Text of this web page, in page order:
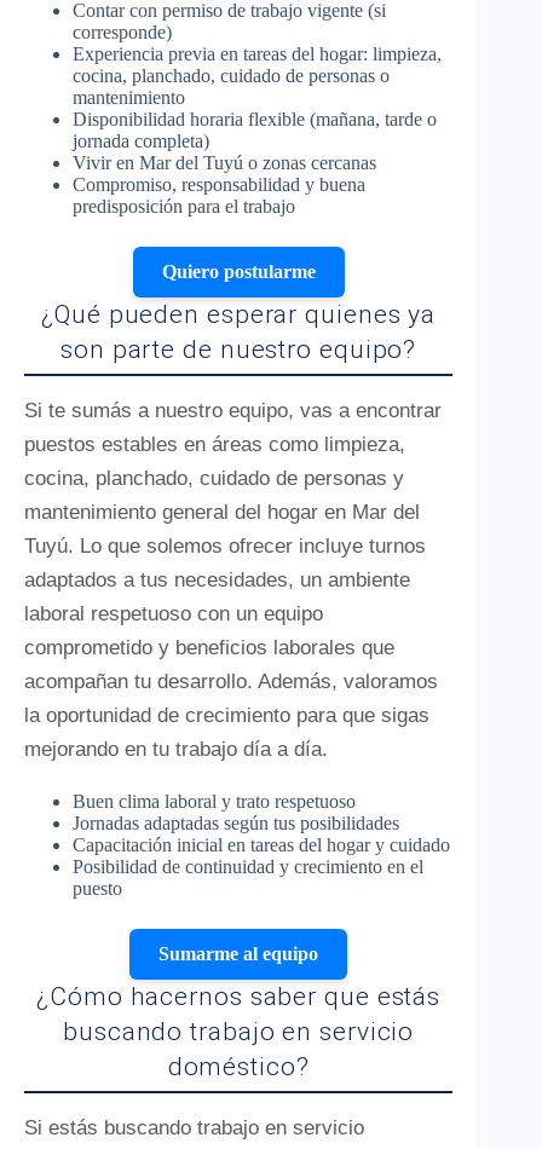
Contar con permiso de trabajo vigente (si
corresponde)
Experiencia previa en tareas del hogar: limpieza,
cocina, planchado, cuidado de personas o
mantenimiento
Disponibilidad horaria flexible (mañana, tarde o
jornada completa)
Vivir en Mar del Tuyú o zonas cercanas
Compromiso, responsabilidad y buena
predisposición para el trabajo
Quiero postularme
¿Qué pueden esperar quienes ya
son parte de nuestro equipo?
Si te sumás a nuestro equipo, vas a encontrar
puestos estables en áreas como limpieza,
cocina, planchado, cuidado de personas y
mantenimiento general del hogar en Mar del
Tuyú. Lo que solemos ofrecer incluye turnos
adaptados a tus necesidades, un ambiente
laboral respetuoso con un equipo
comprometido y beneficios laborales que
acompañan tu desarrollo. Además, valoramos
la oportunidad de crecimiento para que sigas
mejorando en tu trabajo día a día.
Buen clima laboral y trato respetuoso
Jornadas adaptadas según tus posibilidades
Capacitación inicial en tareas del hogar y cuidado
Posibilidad de continuidad y crecimiento en el
puesto
Sumarme al equipo
¿Cómo hacernos saber que estás
buscando trabajo en servicio
doméstico?
Si estás buscando trabajo en servicio